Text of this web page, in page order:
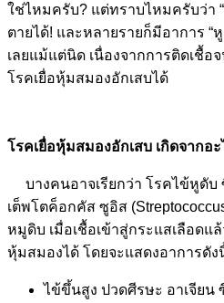
ใช่ไหมครับ? แต่ทราบไหมครับว่า
ตายได้! และหลายรายก็มีอาการ “
เลยแม้แต่นิด เนื่องจากการติดเชื้อ
โรคเยื่อหุ้มสมองอักเสบได้
โรคเยื่อหุ้มสมองอักเสบ เกิดจากอะ
บางคนอาจเรียกว่า โรคไข้หูดับ
เต็พโตค็อกคัส ซูอิส
หมูดิบ เมื่อเชื้อเข้าสู่กระแสเลือดแ
หุ้มสมองได้ โดยจะแสดงอาการดัง
ไข้ขึ้นสูง ปวดศีรษะ อาเจียน